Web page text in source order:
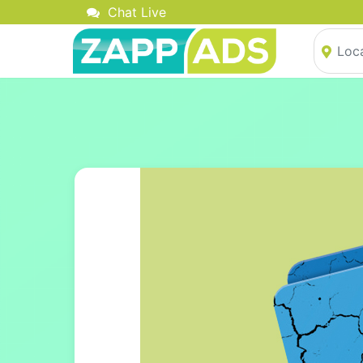
Chat Live